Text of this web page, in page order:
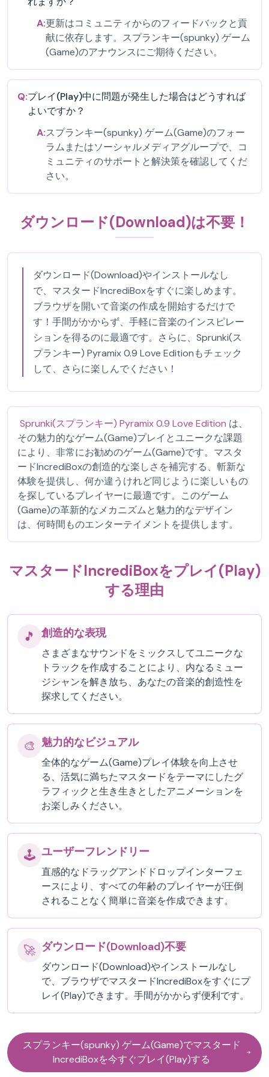
A:更新はコミュニティからのフィードバックと貢
献に依存します。スプランキー(spunky) ゲーム
(Game)のアナウンスにご期待ください。
Q:プレイ(Play)中に問題が発生した場合はどうすれば
よいですか？
A:スプランキー(spunky) ゲーム(Game)のフォー
ラムまたはソーシャルメディアグループで、コ
ミュニティのサポートと解決策を確認してくだ
さい。
ダウンロード(Download)は不要！
ダウンロード(Download)やインストールなし
で、マスタードIncrediBoxをすぐに楽しめます。
ブラウザを開いて音楽の作成を開始するだけで
す！手間がかからず、手軽に音楽のインスピレー
ションを得るのに最適です。さらに、Sprunki(ス
プランキー) Pyramix 0.9 Love Editionもチェック
して、さらに楽しんでください！
Sprunki(スプランキー) Pyramix 0.9 Love Edition は、
その魅力的なゲーム(Game)プレイとユニークな課題
により、非常にお勧めのゲーム(Game)です。マスタ
ードIncrediBoxの創造的な楽しさを補完する、斬新な
体験を提供し、何か違うけれど同じように楽しいもの
を探しているプレイヤーに最適です。このゲーム
(Game)の革新的なメカニズムと魅力的なデザイン
は、何時間ものエンターテイメントを提供します。
マスタードIncrediBoxをプレイ(Play)
する理由
🎵 創造的な表現
さまざまなサウンドをミックスしてユニークな
トラックを作成することにより、内なるミュー
ジシャンを解き放ち、あなたの音楽的創造性を
探求してください。
🎨 魅力的なビジュアル
全体的なゲーム(Game)プレイ体験を向上させ
る、活気に満ちたマスタードをテーマにしたグ
ラフィックと生き生きとしたアニメーションを
お楽しみください。
🕹️ ユーザーフレンドリー
直感的なドラッグアンドドロップインターフェ
ースにより、すべての年齢のプレイヤーが圧倒
されることなく簡単に音楽を作成できます。
🚀 ダウンロード(Download)不要
ダウンロード(Download)やインストールなし
で、ブラウザでマスタードIncrediBoxをすぐにプ
レイ(Play)できます。手間がかからず便利です。
スプランキー(spunky) ゲーム(Game)でマスタード
IncrediBoxを今すぐプレイ(Play)する